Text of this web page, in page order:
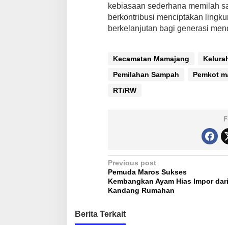
kebiasaan sederhana memilah
berkontribusi menciptakan
berkelanjutan bagi generasi
Kecamatan Mamajang
Pemilahan Sampah
Pemkot
RT/RW
P
o
s
t
Previous post
Pemuda Maros Sukses
Kembangkan Ayam Hias Impor dari
Kandang Rumahan
Berita Terkait